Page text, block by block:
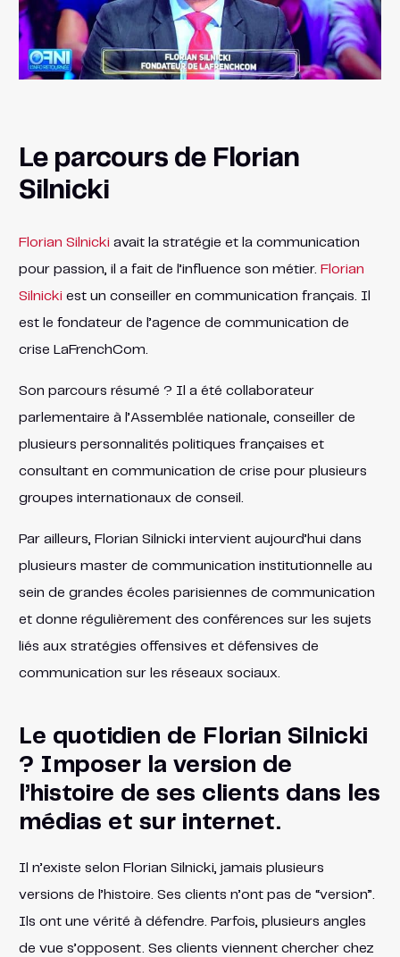
Le parcours de Florian
Silnicki
Florian Silnicki avait la stratégie et la communication
pour passion, il a fait de l’influence son métier. Florian
Silnicki est un conseiller en communication français. Il
est le fondateur de l’agence de communication de
crise LaFrenchCom.
Son parcours résumé ? Il a été collaborateur
parlementaire à l’Assemblée nationale, conseiller de
plusieurs personnalités politiques françaises et
consultant en communication de crise pour plusieurs
groupes internationaux de conseil.
Par ailleurs, Florian Silnicki intervient aujourd’hui dans
plusieurs master de communication institutionnelle au
sein de grandes écoles parisiennes de communication
et donne régulièrement des conférences sur les sujets
liés aux stratégies offensives et défensives de
communication sur les réseaux sociaux.
Le quotidien de Florian Silnicki
? Imposer la version de
l’histoire de ses clients dans les
médias et sur internet.
Il n’existe selon Florian Silnicki, jamais plusieurs
versions de l’histoire. Ses clients n’ont pas de “version”.
Ils ont une vérité à défendre. Parfois, plusieurs angles
de vue s’opposent. Ses clients viennent chercher chez